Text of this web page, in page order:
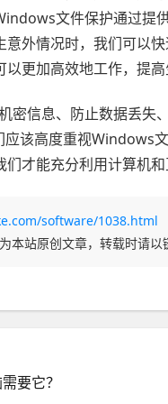
文件保护通过提
外情况时，我们可以
更加高效地工作，提高
密信息、防止数据丢失
该高度重视Windows
才能充分利用计算机
software/1038.html
本站原创文章，转载时请以
要它？